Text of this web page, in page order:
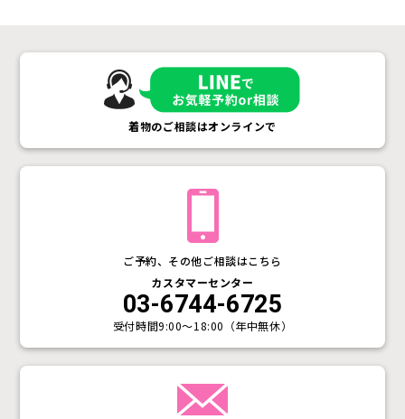
ご予約、その他ご相談はこちら
カスタマーセンター
03-6744-6725
受付時間9:00〜18:00（年中無休）
着物のご相談はオンラインで